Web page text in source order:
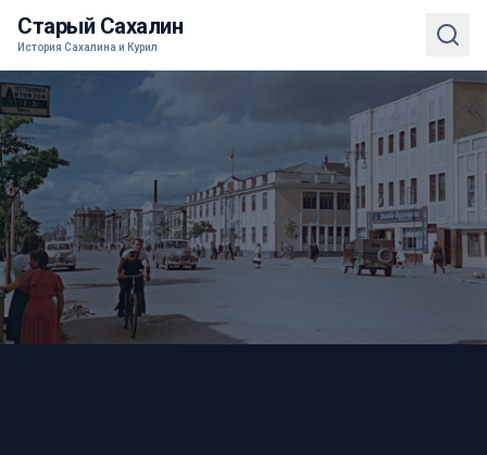
Старый Сахалин
История Сахалина и Курил